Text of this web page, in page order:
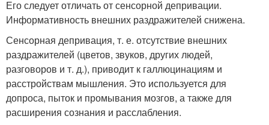
Его следует отличать от сенсорной депривации.
Информативность внешних раздражителей снижена.
Сенсорная депривация, т. е. отсутствие внешних
раздражителей (цветов, звуков, других людей,
разговоров и т. д.), приводит к галлюцинациям и
расстройствам мышления. Это используется для
допроса, пыток и промывания мозгов, а также для
расширения сознания и расслабления.